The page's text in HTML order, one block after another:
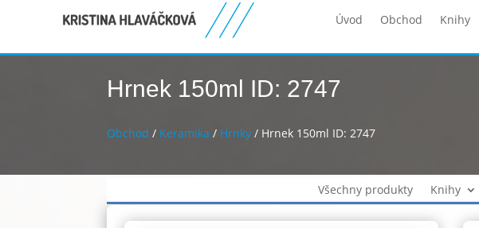
Úvod Obchod Knihy
Hrnek 150ml ID: 2747
Obchod / Keramika / Hrnky / Hrnek 150ml ID: 2747
Všechny produkty Knihy